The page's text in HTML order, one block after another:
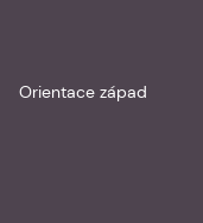
Orientace západ